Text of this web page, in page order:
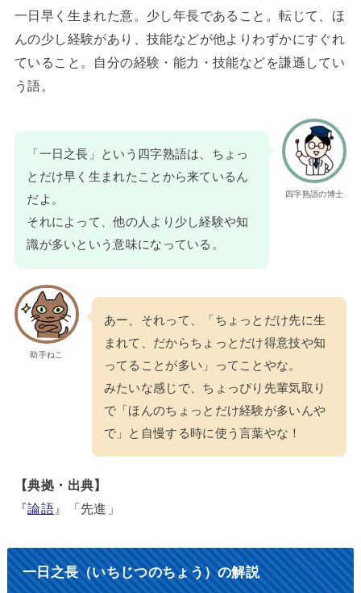
一日早く生まれた意。少し年長であること。転じて、ほ
んの少し経験があり、技能などが他よりわずかにすぐれ
ていること。自分の経験・能力・技能などを謙遜してい
う語。
四字熟語の博士
「一日之長」という四字熟語は、ちょっ
とだけ早く生まれたことから来ているん
だよ。
それによって、他の人より少し経験や知
識が多いという意味になっている。
助手ねこ
あー、それって、「ちょっとだけ先に生
まれて、だからちょっとだけ得意技や知
ってることが多い」ってことやな。
みたいな感じで、ちょっぴり先輩気取り
で「ほんのちょっとだけ経験が多いんや
で」と自慢する時に使う言葉やな！
【典拠・出典】
『論語 』「先進」
一日之長（いちじつのちょう）の解説